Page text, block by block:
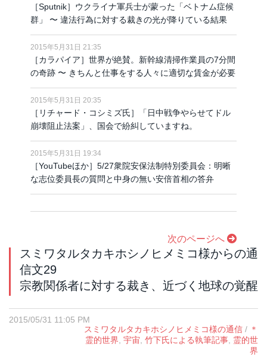
［Sputnik］ウクライナ軍兵士が蒙った「ベトナム症候
群」 〜 違法行為に対する裁きの光が降りている結果
2015年5月31日 21:35
［カラパイア］世界が絶賛。新幹線清掃作業員の7分間
の奇跡 〜 きちんと仕事をする人々に適切な賃金が必要
2015年5月31日 20:35
［リチャード・コシミズ氏］「日中戦争やらせてドル
崩壊阻止法案」、国会で紛糾していますね。
2015年5月31日 19:34
［YouTubeほか］5/27衆院安保法制特別委員会：明晰
な志位委員長の質問と中身の無い安倍首相の答弁
次のページへ
スミワタルタカキホシノヒメミコ様からの通
信文29
宗教関係者に対する裁き、近づく地球の覚醒
2015/05/31 11:05 PM
スミワタルタカキホシノヒメミコ様の通信 / ＊
霊的世界 宇宙 竹下氏による執筆記事 霊的世
界